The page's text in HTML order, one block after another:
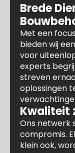
Brede
Met een
bieden wij
voor
experts
streven
oplossingen
Kwaliteit
Ons netwerk
compromis.
klein ook,